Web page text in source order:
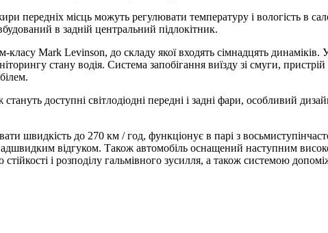
передніх місць можуть регулювати температуру і вологість в
в задній центральний підлокітник.
Mark Levinson, до складу якої входять сімнадцять динаміків.
стану водія. Система запобігання виїзду зі смуги,
доступні світлодіодні передні і задні фари, особливий
швидкість до 270 км / год, функціонує в парі з
відгуком. Також автомобіль оснащений наступним
і розподілу гальмівного зусилля, а також системою